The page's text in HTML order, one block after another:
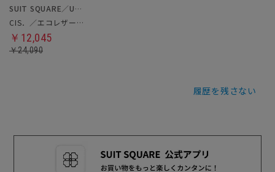
SUIT SQUARE／UNIVERSAL LANGUAGE／WHITE
CIS．／エコレザーワイドパンツ
￥12,045
￥24,090
履歴を残さない